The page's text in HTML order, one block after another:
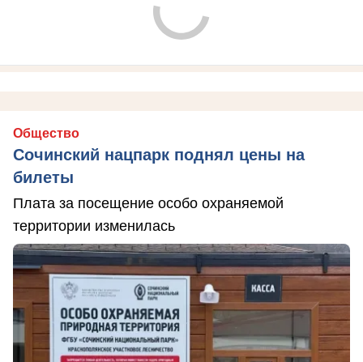
Общество
Сочинский нацпарк поднял цены на
билеты
Плата за посещение особо охраняемой
территории изменилась